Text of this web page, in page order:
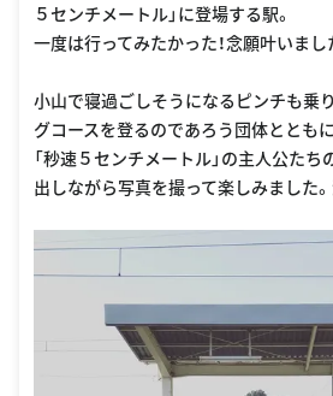
５センチメートル」に登場する駅。
一度は行ってみたかった！念願叶いまし
小山で寝過ごしそうになるピンチも乗
グコースを登るのであろう団体とともに
「秒速５センチメートル」の主人公た
出しながら写真を撮って楽しみました